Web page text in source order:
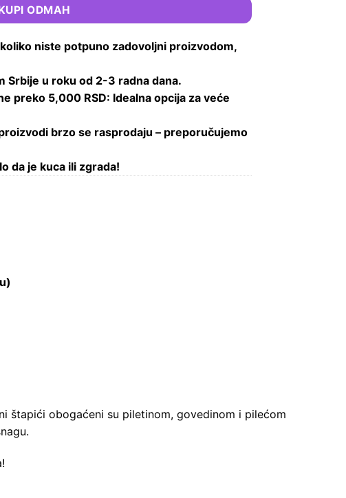
ODMAH
niste potpuno zadovoljni proizvodom,
Srbije u roku od 2-3 radna dana.
preko 5,000 RSD: Idealna opcija za veće
brzo se rasprodaju – preporučujemo
da je kuca ili zgrada!
štapići obogaćeni su piletinom, govedinom i pilećom